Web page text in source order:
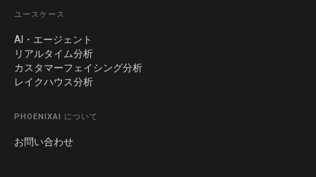
ユースケース
AI・エージェント
リアルタイム分析
カスタマーフェイシング分析
レイクハウス分析
PHOENIXAI について
お問い合わせ